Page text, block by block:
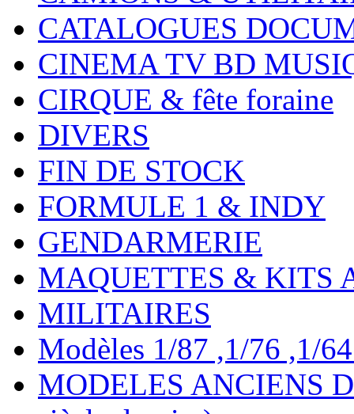
CATALOGUES
CINEMA TV BD
CIRQUE & fête foraine
DIVERS
FIN DE STOCK
FORMULE 1 & INDY
GENDARMERIE
MAQUETTES & KITS
MILITAIRES
Modèles 1/87 ,1/76 ,1/
MODELES ANCIENS